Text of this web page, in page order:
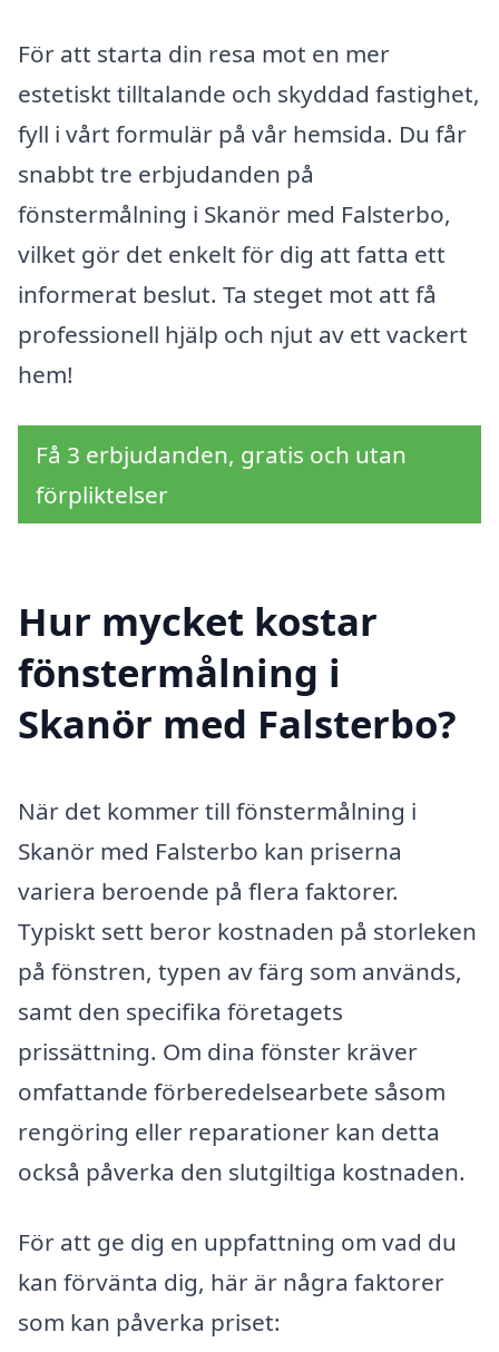
För att starta din resa mot en mer
estetiskt tilltalande och skyddad fastighet,
fyll i vårt formulär på vår hemsida. Du får
snabbt tre erbjudanden på
fönstermålning i Skanör med Falsterbo,
vilket gör det enkelt för dig att fatta ett
informerat beslut. Ta steget mot att få
professionell hjälp och njut av ett vackert
hem!
Få 3 erbjudanden, gratis och utan
förpliktelser
Hur mycket kostar
fönstermålning i
Skanör med Falsterbo?
När det kommer till fönstermålning i
Skanör med Falsterbo kan priserna
variera beroende på flera faktorer.
Typiskt sett beror kostnaden på storleken
på fönstren, typen av färg som används,
samt den specifika företagets
prissättning. Om dina fönster kräver
omfattande förberedelsearbete såsom
rengöring eller reparationer kan detta
också påverka den slutgiltiga kostnaden.
För att ge dig en uppfattning om vad du
kan förvänta dig, här är några faktorer
som kan påverka priset: